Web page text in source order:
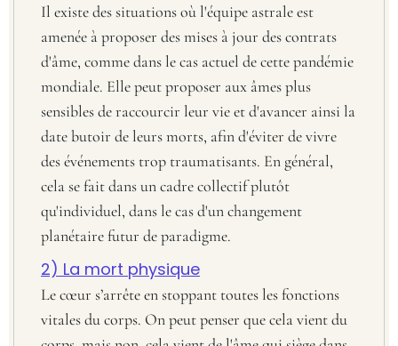
Il existe des situations où l'équipe astrale est
amenée à proposer des mises à jour des contrats
d'âme, comme dans le cas actuel de cette pandémie
mondiale. Elle peut proposer aux âmes plus
sensibles de raccourcir leur vie et d'avancer ainsi la
date butoir de leurs morts, afin d'éviter de vivre
des événements trop traumatisants. En général,
cela se fait dans un cadre collectif plutôt
qu'individuel, dans le cas d'un changement
planétaire futur de paradigme.
2) La mort physique
Le cœur s’arrête en stoppant toutes les fonctions
vitales du corps. On peut penser que cela vient du